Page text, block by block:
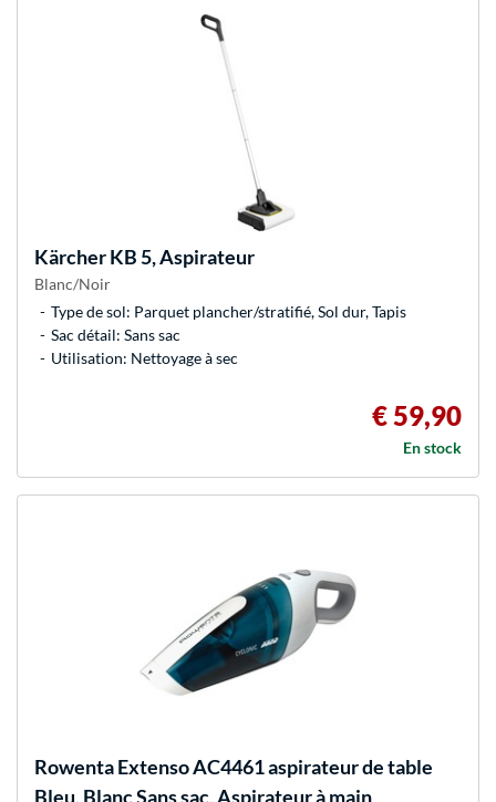
KärcherKB 5, Aspirateur
Blanc/Noir
Type de sol: Parquet plancher/stratifié, Sol dur, Tapis
Sac détail: Sans sac
Utilisation: Nettoyage à sec
€ 59,90
En stock
RowentaExtenso AC4461 aspirateur de table
Bleu, Blanc Sans sac, Aspirateur à main